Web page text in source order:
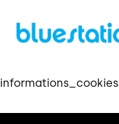
informations_cookies